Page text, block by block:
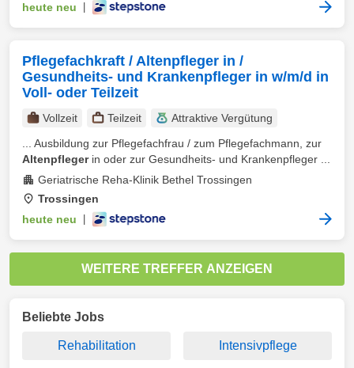
heute neu
Pflegefachkraft / Altenpfleger in /
Gesundheits- und Krankenpfleger in w/m/d in
Voll- oder Teilzeit
Vollzeit Teilzeit
Attraktive Vergütung
... Ausbildung zur Pflegefachfrau / zum Pflegefachmann, zur
Altenpflegerin oder zur Gesundheits- und Krankenpfleger ...
Geriatrische Reha-Klinik Bethel Trossingen
Trossingen
heute neu
WEITERE TREFFER ANZEIGEN
Beliebte Jobs
Rehabilitation Intensivpflege